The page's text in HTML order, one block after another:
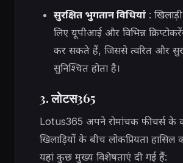
सुरक्षित भुगतान विधियां:
लिए यूपीआई और विभिन्न
कर सकते हैं, जिससे त्वरित और
सुनिश्चित होता है।
3. लोटस365
Lotus365 अपने रोमांचक फीचर्स के
खिलाड़ियों के बीच लोकप्रियता हासिल
यहां कुछ मुख्य विशेषताएं दी गई हैं: